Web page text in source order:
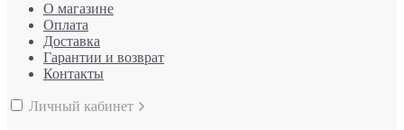
О магазине
Оплата
Доставка
Гарантии и возврат
Контакты
Личный кабинет